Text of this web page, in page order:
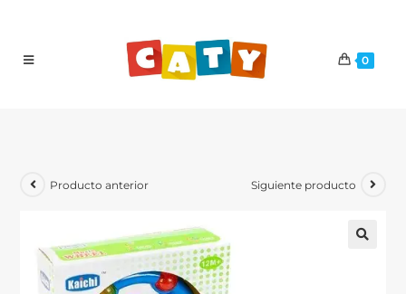
0
Producto anterior Siguiente producto